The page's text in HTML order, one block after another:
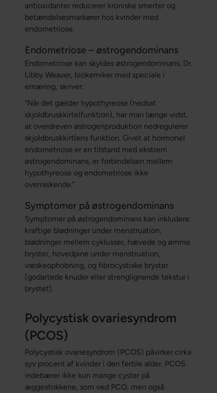
antioxidanter reducerer kroniske smerter og
betændelsesmarkører hos kvinder med
endometriose.
Endometriose – østrogendominans
Endometriose kan skyldes østrogendominans. Dr.
Libby Weaver, biokemiker med speciale i
ernæring, skriver:
"Når det gælder hypothyreose (nedsat
skjoldbruskkirtelfunktion), har man længe vidst,
at overdreven østrogenproduktion nedregulerer
skjoldbruskkirtlens funktion. Givet at hormonel
endometriose er en tilstand med ekstrem
østrogendominans, er forbindelsen mellem
hypothyreose og endometriose ikke
overraskende."
Symptomer på østrogendominans
Symptomer på østrogendominans kan inkludere:
kraftige blødninger under menstruation,
blødninger mellem cyklusser, hævede og ømme
bryster, hovedpine under menstruation,
væskeophobning, og fibrocystiske bryster
(godartede knuder eller strenglignende tekstur i
brystet).
Polycystisk ovariesyndrom
(PCOS)
Polycystisk ovariesyndrom (PCOS) påvirker cirka
syv procent af kvinder i den fertile alder. PCOS
indebærer ikke kun mange cyster på
æggestokkene, som ved PCO, men også